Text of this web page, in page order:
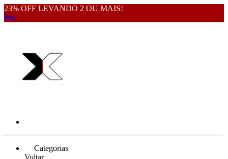
23% OFF LEVANDO 2 OU MAIS!
link
Categorias
Voltar